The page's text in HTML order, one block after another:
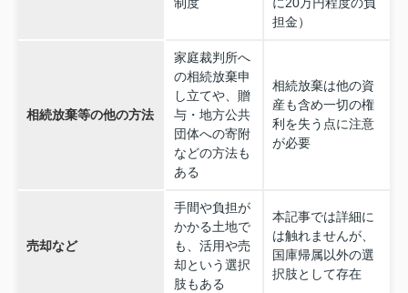
制度
に20万円程度の負
担金）
相続放棄等の他の方法
家庭裁判所へ
の相続放棄申
し立てや、贈
与・地方公共
団体への寄附
などの方法も
ある
相続放棄は他の資
産も含め一切の権
利を失う点に注意
が必要
売却など
手間や負担が
かかる土地で
も、活用や売
却という選択
肢もある
本記事では詳細に
は触れませんが、
国庫帰属以外の選
択肢として存在